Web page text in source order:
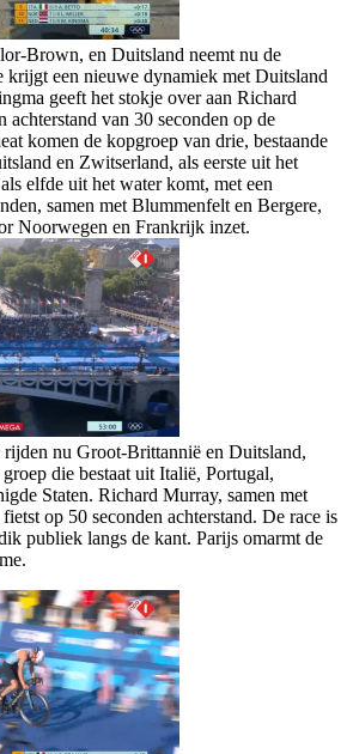
Brown, en Duitsland neemt nu de
krijgt een nieuwe dynamiek met Duitsland
geeft het stokje over aan Richard
achterstand van 30 seconden op de
komen de kopgroep van drie, bestaande
en Zwitserland, als eerste uit het
elfde uit het water komt, met een
samen met Blummenfelt en Bergere,
Noorwegen en Frankrijk inzet.
rijden nu Groot-Brittannië en Duitsland,
die bestaat uit Italië, Portugal,
Staten. Richard Murray, samen met
op 50 seconden achterstand. De race is
publiek langs de kant. Parijs omarmt de